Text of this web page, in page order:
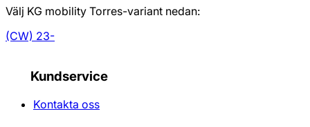
Välj KG mobility Torres-variant nedan:
(CW) 23-
Kundservice
Kontakta oss